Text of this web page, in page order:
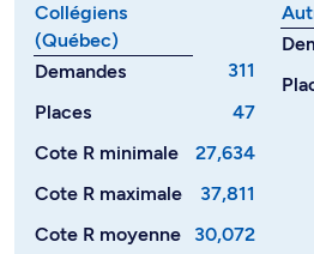
Collégiens
(Québec)
Demandes
311
Places
47
Cote R minimale
27,634
Cote R maximale
37,811
Cote R moyenne
30,072